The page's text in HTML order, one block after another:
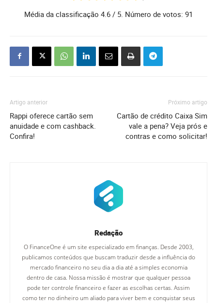
Média da classificação 4.6 / 5. Número de votos: 91
Artigo anterior
Rappi oferece cartão sem
anuidade e com cashback.
Confira!
Próximo artigo
Cartão de crédito Caixa Sim
vale a pena? Veja prós e
contras e como solicitar!
Redação
O FinanceOne é um site especializado em finanças. Desde 2003,
publicamos conteúdos que buscam traduzir desde a influência do
mercado financeiro no seu dia a dia até a simples economia
dentro de casa. Nossa missão é mostrar que qualquer pessoa
pode ter controle financeiro e fazer as escolhas certas. Assim
como ter no dinheiro um aliado para viver bem e conquistar seus